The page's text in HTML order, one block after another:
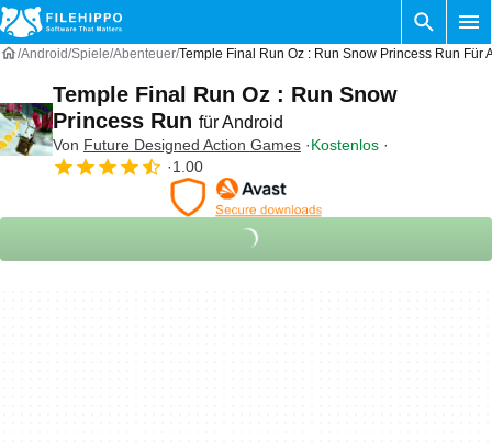
Android Spiele Abenteuer Temple Final Run Oz : Run Snow Princess Run Für
Temple Final Run Oz : Run Snow
Princess Run für Android
Von Future Designed Action Games
Kostenlos
1.00